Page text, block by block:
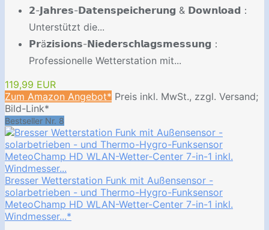
𝟮-𝗝𝗮𝗵𝗿𝗲𝘀-𝗗𝗮𝘁𝗲𝗻𝘀𝗽𝗲𝗶𝗰𝗵𝗲𝗿𝘂𝗻𝗴 & 𝗗𝗼𝘄𝗻𝗹𝗼𝗮𝗱：
Unterstützt die...
𝗣𝗿ä𝘇𝗶𝘀𝗶𝗼𝗻𝘀-𝗡𝗶𝗲𝗱𝗲𝗿𝘀𝗰𝗵𝗹𝗮𝗴𝘀𝗺𝗲𝘀𝘀𝘂𝗻𝗴：
Professionelle Wetterstation mit...
119,99 EUR
Zum Amazon Angebot* Preis inkl. MwSt., zzgl. Versand;
Bild-Link*
Bestseller Nr. 8
Bresser Wetterstation Funk mit Außensensor -
solarbetrieben - und Thermo-Hygro-Funksensor
MeteoChamp HD WLAN-Wetter-Center 7-in-1 inkl.
Windmesser...*